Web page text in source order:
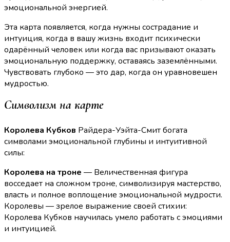
эмоциональной энергией.
Эта карта появляется, когда нужны сострадание и
интуиция, когда в вашу жизнь входит психически
одарённый человек или когда вас призывают оказать
эмоциональную поддержку, оставаясь заземлёнными.
Чувствовать глубоко — это дар, когда он уравновешен
мудростью.
Символизм на карте
Королева Кубков Райдера-Уэйта-Смит богата
символами эмоциональной глубины и интуитивной
силы:
Королева на троне — Величественная фигура
восседает на сложном троне, символизируя мастерство,
власть и полное воплощение эмоциональной мудрости.
Королевы — зрелое выражение своей стихии:
Королева Кубков научилась умело работать с эмоциями
и интуицией.